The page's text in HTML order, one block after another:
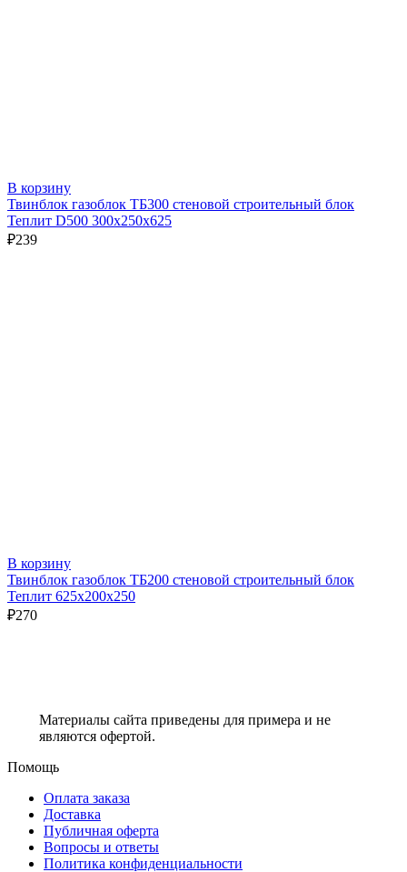
В корзину
Твинблок газоблок ТБ300 стеновой строительный блок
Теплит D500 300х250х625
₽239
В корзину
Твинблок газоблок ТБ200 стеновой строительный блок
Теплит 625х200х250
₽270
Материалы сайта приведены для примера и не
являются офертой.
Помощь
Оплата заказа
Доставка
Публичная оферта
Вопросы и ответы
Политика конфиденциальности